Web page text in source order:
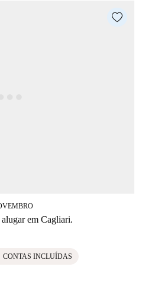
em Cagliari.
CONTAS INCLUÍDAS